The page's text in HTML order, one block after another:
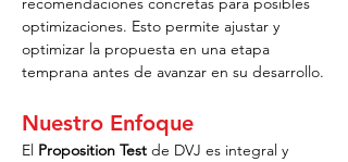
optimizaciones. Esto permite ajustar y
optimizar la propuesta en una etapa
temprana antes de avanzar en su desarrollo.
Nuestro Enfoque
El Proposition Test de DVJ es integral y